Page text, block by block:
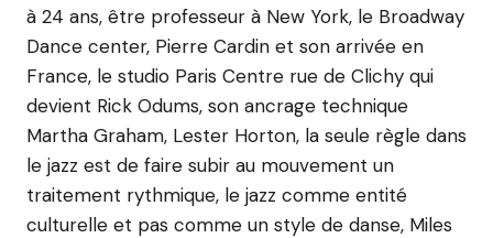
à 24 ans, être professeur à New York, le Broadway
Dance center, Pierre Cardin et son arrivée en
France, le studio Paris Centre rue de Clichy qui
devient Rick Odums, son ancrage technique
Martha Graham, Lester Horton, la seule règle dans
le jazz est de faire subir au mouvement un
traitement rythmique, le jazz comme entité
culturelle et pas comme un style de danse, Miles